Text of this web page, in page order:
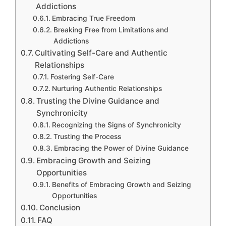
Addictions
Embracing True Freedom
Breaking Free from Limitations and
Addictions
Cultivating Self-Care and Authentic
Relationships
Fostering Self-Care
Nurturing Authentic Relationships
Trusting the Divine Guidance and
Synchronicity
Recognizing the Signs of Synchronicity
Trusting the Process
Embracing the Power of Divine Guidance
Embracing Growth and Seizing
Opportunities
Benefits of Embracing Growth and Seizing
Opportunities
Conclusion
FAQ